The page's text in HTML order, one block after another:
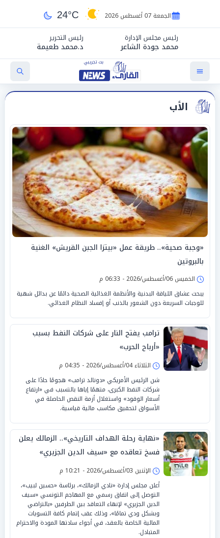
الجمعة 07 أغسطس 2026 24°C
رئيس مجلس الإدارة
محمد جودة الشاعر
رئيس التحرير
د.محمد طعيمة
الأب
«وجبة صحية».. طريقة عمل «بيتزا الجبن القريش» الغنية
بالبروتين
الخميس 06/أغسطس/2026 - 06:33 م
يبحث عشاق اللياقة البدنية والأنظمة الغذائية الصحية دائمًا عن بدائل شهية
للوجبات السريعة دون الشعور بالذنب أو إفساد النظام الغذائي.
ترامب يفتح النار على شركات النفط بسبب
«أرباح الحرب»
الثلاثاء 04/أغسطس/2026 - 04:35 م
شن الرئيس الأمريكي «دونالد ترامب» هجومًا حادًا على
شركات النفط الكبرى، متهمًا إياها بالتسبب في «ارتفاع
أسعار الوقود» واستغلال أزمة النقص الحاصلة في
الأسواق لتحقيق مكاسب مالية قياسية.
«نهاية رحلة الهداف التاريخي».. الزمالك يعلن
فسخ تعاقده مع «سيف الدين الجزيري»
الإثنين 03/أغسطس/2026 - 10:21 م
أعلن مجلس إدارة «نادي الزمالك»، برئاسة «حسين لبيب»،
التوصل إلى اتفاق رسمي مع المهاجم التونسي «سيف
الدين الجزيري» لإنهاء التعاقد بين الطرفين «بالتراضي
وبشكل ودي تمامًا»، وذلك عقب إتمام كافة التسويات
المالية الخاصة بالعقد، في أجواء سادتها المودة والاحترام
المتبادل.